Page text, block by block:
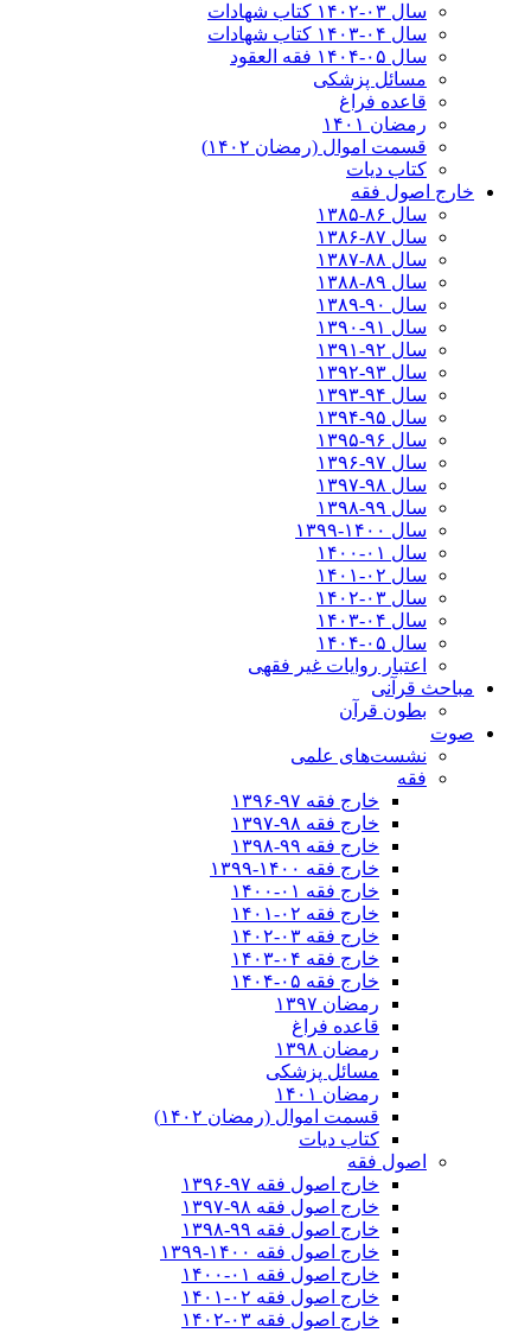
سال ۰۳-۱۴۰۲ کتاب شهادات
سال ۰۴-۱۴۰۳ کتاب شهادات
سال ۰۵-۱۴۰۴ فقه العقود
مسائل پزشکی
قاعده فراغ
رمضان ۱۴۰۱
قسمت اموال (رمضان ۱۴۰۲)
کتاب دیات
خارج اصول فقه
سال ۸۶-۱۳۸۵
سال ۸۷-۱۳۸۶
سال ۸۸-۱۳۸۷
سال ۸۹-۱۳۸۸
سال ۹۰-۱۳۸۹
سال ۹۱-۱۳۹۰
سال ۹۲-۱۳۹۱
سال ۹۳-۱۳۹۲
سال ۹۴-۱۳۹۳
سال ۹۵-۱۳۹۴
سال ۹۶-۱۳۹۵
سال ۹۷-۱۳۹۶
سال ۹۸-۱۳۹۷
سال ۹۹-۱۳۹۸‍
سال ۱۴۰۰-۱۳۹۹
سال ۰۱-۱۴۰۰
سال ۰۲-۱۴۰۱
سال ۰۳-۱۴۰۲
سال ۰۴-۱۴۰۳
سال ۰۵-۱۴۰۴
اعتبار روایات غیر فقهی
مباحث قرآنی
بطون قرآن
صوت
نشست‌های علمی
فقه
خارج فقه ۹۷-۱۳۹۶
خارج فقه ۹۸-۱۳۹۷
خارج فقه ۹۹-۱۳۹۸
خارج فقه ۱۴۰۰-۱۳۹۹
خارج فقه ۰۱-۱۴۰۰
خارج فقه ۰۲-۱۴۰۱
خارج فقه ۰۳-۱۴۰۲
خارج فقه ۰۴-۱۴۰۳
خارج فقه ۰۵-۱۴۰۴
رمضان ۱۳۹۷
قاعده فراغ
رمضان ۱۳۹۸
مسائل پزشکی
رمضان ۱۴۰۱
قسمت اموال (رمضان ۱۴۰۲)
کتاب دیات
اصول فقه
خارج اصول فقه ۹۷-۱۳۹۶
خارج اصول فقه ۹۸-۱۳۹۷
خارج اصول فقه ۹۹-۱۳۹۸
خارج اصول فقه ۱۴۰۰-۱۳۹۹
خارج اصول فقه ۰۱-۱۴۰۰
خارج اصول فقه ۰۲-۱۴۰۱
خارج اصول فقه ۰۳-۱۴۰۲